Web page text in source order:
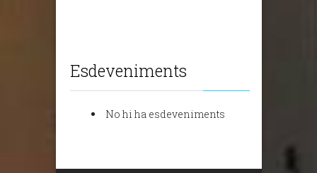
Esdeveniments
No hi ha esdeveniments